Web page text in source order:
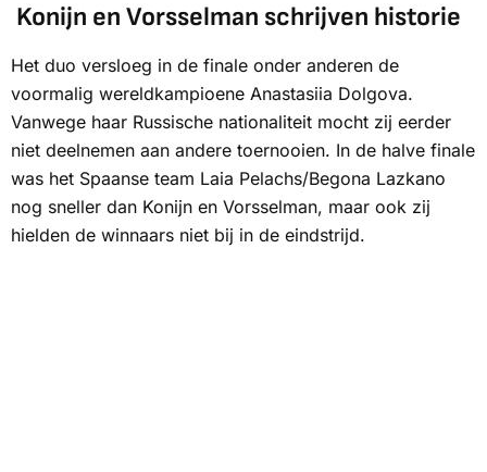
Konijn en Vorsselman schrijven historie
Het duo versloeg in de finale onder anderen de
voormalig wereldkampioene Anastasiia Dolgova.
Vanwege haar Russische nationaliteit mocht zij eerder
niet deelnemen aan andere toernooien. In de halve finale
was het Spaanse team Laia Pelachs/Begona Lazkano
nog sneller dan Konijn en Vorsselman, maar ook zij
hielden de winnaars niet bij in de eindstrijd.